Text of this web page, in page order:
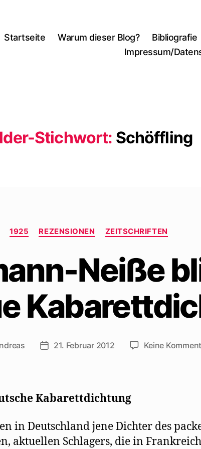
Startseite Warum dieser Blog? Bibliografie
Impressum/
Stichwort: Schöffling
Kategorien
1925 REZENSIONEN ZEITSCHRIFTEN
Neiße
Beitragsdatum
21. Februar 2012 Keine
Kabarettdichtung
in Deutschland jene Dichter des
aktuellen Schlagers, die in